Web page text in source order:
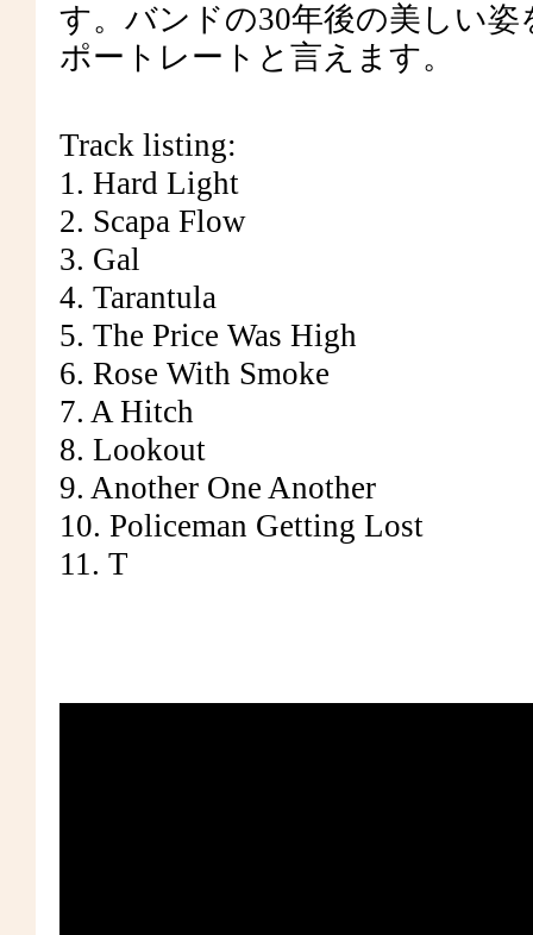
す。バンドの30年後の美しい
ポートレートと言えます。
Track listing:
1. Hard Light
2. Scapa Flow
3. Gal
4. Tarantula
5. The Price Was High
6. Rose With Smoke
7. A Hitch
8. Lookout
9. Another One Another
10. Policeman Getting Lost
11. T